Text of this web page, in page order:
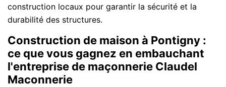
construction locaux pour garantir la sécurité et la
durabilité des structures.
Construction de maison à Pontigny :
ce que vous gagnez en embauchant
l'entreprise de maçonnerie Claudel
Maconnerie